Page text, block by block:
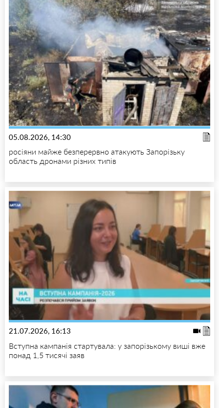
05.08.2026, 14:30
росіяни майже безперервно атакують Запорізьку
область дронами різних типів
21.07.2026, 16:13
Вступна кампанія стартувала: у запорізькому виші вже
понад 1,5 тисячі заяв